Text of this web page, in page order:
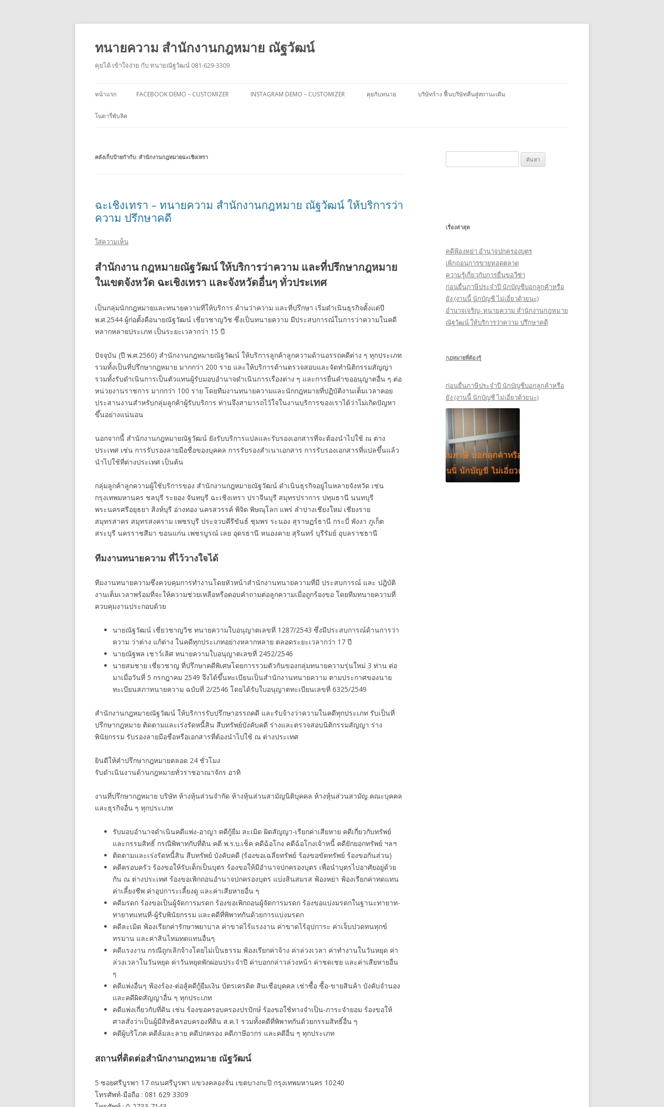
ทนายความ สำนักงานกฎหมาย ณัฐวัฒน์
คุยได้ เข้าใจง่าย กับ ทนายณัฐวัฒน์ 081-629-3309
ไป
หน้าแรก FACEBOOK DEMO – CUSTOMIZER INSTAGRAM DEMO – CUSTOMIZER คุยกับทนาย บริษัทร้าง ฟื้นบริษัทคืนสู่สถานะเดิม
โนตารี่พับลิค
คลังเก็บป้ายกำกับ: สำนักงานกฎหมายฉะเชิงเทรา
ฉะเชิงเทรา – ทนายความ สำนักงานกฎหมาย ณัฐวัฒน์ ให้บริการว่า
ความ ปรึกษาคดี
ใส่ความเห็น
สำนักงาน กฎหมายณัฐวัฒน์ ให้บริการว่าความ และที่ปรึกษากฎหมาย
ในเขตจังหวัด ฉะเชิงเทรา และจังหวัดอื่นๆ ทั่วประเทศ
เป็นกลุ่มนักกฎหมายและทนายความที่ให้บริการ ด้านว่าความ และที่ปรึกษา เริ่มดำเนินธุรกิจตั้งแต่ปี
พ.ศ.2544 ผู้ก่อตั้งคือนายณัฐวัฒน์ เชี่ยวชาญวิช ซึ่งเป็นทนายความ มีประสบการณ์ในการว่าความในคดี
หลากหลายประเภท เป็นระยะเวลากว่า 15 ปี
ปัจจุบัน (ปี พ.ศ.2560) สำนักงานกฎหมายณัฐวัฒน์ ให้บริการลูกค้าลูกความด้านอรรถคดีต่าง ๆ ทุกประเภท
รวมทั้งเป็นที่ปรึกษากฎหมาย มากกว่า 200 ราย และให้บริการด้านตรวจสอบและจัดทำนิติกรรมสัญญา
รวมทั้งรับดำเนินการเป็นตัวแทนผู้รับมอบอำนาจดำเนินการเรื่องต่าง ๆ และการยื่นคำขออนุญาตอื่น ๆ ต่อ
หน่วยงานราชการ มากกว่า 100 ราย โดยทีมงานทนายความและนักกฎหมายที่ปฏิบัติงานเต็มเวลาคอย
ประสานงานสำหรับกลุ่มลูกค้าผู้รับบริการ ท่านจึงสามารถไว้ใจในงานบริการของเราได้ว่าไม่เกิดปัญหา
ขึ้นอย่างแน่นอน
นอกจากนี้ สำนักงานกฎหมายณัฐวัฒน์ ยังรับบริการแปลและรับรองเอกสารที่จะต้องนำไปใช้ ณ ต่าง
ประเทศ เช่น การรับรองลายมือชื่อของบุคคล การรับรองสำเนาเอกสาร การรับรองเอกสารที่แปลขึ้นแล้ว
นำไปใช้ที่ต่างประเทศ เป็นต้น
กลุ่มลูกค้าลูกความผู้ใช้บริการของ สำนักงานกฎหมายณัฐวัฒน์ ดำเนินธุรกิจอยู่ในหลายจังหวัด เช่น
กรุงเทพมหานคร ชลบุรี ระยอง จันทบุรี ฉะเชิงเทรา ปราจีนบุรี สมุทรปราการ ปทุมธานี นนทบุรี
พระนครศรีอยุธยา สิงห์บุรี อ่างทอง นครสวรรค์ พิจิต พิษณุโลก แพร่ ลำปางเชียงใหม่ เชียงราย
สมุทรสาคร สมุทรสงคราม เพชรบุรี ประจวบคีรีขันธ์ ชุมพร ระนอง สุราษฏร์ธานี กระบี่ พังงา ภูเก็ต
สระบุรี นครราชสีมา ขอนแก่น เพชรบูรณ์ เลย อุดรธานี หนองคาย สุรินทร์ บุรีรัมย์ อุบลราชธานี
ทีมงานทนายความ ที่ไว้วางใจได้
ทีมงานทนายความซึ่งควบคุมการทำงานโดยหัวหน้าสำนักงานทนายความที่มี ประสบการณ์ และ ปฎิบัติ
งานเต็มเวลาพร้อมที่จะให้ความช่วยเหลือหรือตอบคำถามต่อลูกความเมื่อถูกร้องขอ โดยทีมทนายความที่
ควบคุมงานประกอบด้วย
นายณัฐวัฒน์ เชี่ยวชาญวิช ทนายความใบอนุญาตเลขที่ 1287/2543 ซึ่งมีประสบการณ์ด้านการว่า
ความ ว่าต่าง แก้ต่าง ในคดีทุกประเภทอย่างหลากหลาย ตลอดระยะเวลากว่า 17 ปี
นายณัฐพล เชาว์เลิศ ทนายความใบอนุญาตเลขที่ 2452/2546
นายสมชาย เชี่ยวชาญ ที่ปรึกษาคดีพิเศษโดยการรวมตัวกันของกลุ่มทนายความรุ่นใหม่ 3 ท่าน ต่อ
มาเมื่อวันที่ 5 กรกฎาคม 2549 จึงได้ขึ้นทะเบียนเป็นสำนักงานทนายความ ตามประกาศของนาย
ทะเบียนสภาทนายความ ฉบับที่ 2/2546 โดยได้รับใบอนุญาตทะเบียนเลขที่ 6325/2549
สำนักงานกฎหมายณัฐวัฒน์ ให้บริการรับปรึกษาอรรถคดี และรับจ้างว่าความในคดีทุกประเภท รับเป็นที่
ปรึกษากฎหมาย ติดตามและเร่งรัดหนี้สิน สืบทรัพย์บังคับคดี ร่างและตรวจสอบนิติกรรมสัญญา ร่าง
พินัยกรรม รับรองลายมือชื่อหรือเอกสารที่ต้องนำไปใช้ ณ ต่างประเทศ
ยินดีให้คำปรึกษากฎหมายตลอด 24 ชั่วโมง
รับดำเนินงานด้านกฎหมายทั่วราชอาณาจักร อาทิ
งานที่ปรึกษากฎหมาย บริษัท ห้างหุ้นส่วนจำกัด ห้างหุ้นส่วนสามัญนิติบุคคล ห้างหุ้นส่วนสามัญ คณะบุคคล
และธุรกิจอื่น ๆ ทุกประเภท
รับมอบอำนาจดำเนินคดีแพ่ง-อาญา คดีกู้ยืม ละเมิด ผิดสัญญา-เรียกค่าเสียหาย คดีเกี่ยวกับทรัพย์
และกรรมสิทธิ์ กรณีพิพาทกับที่ดิน คดี พ.ร.บ.เช็ค คดีฉ้อโกง คดีฉ้อโกงเจ้าหนี้ คดียักยอกทรัพย์ ฯลฯ
ติดตามและเร่งรัดหนี้สิน สืบทรัพย์ บังคับคดี (ร้องขอเฉลี่ยทรัพย์ ร้องขอขัดทรัพย์ ร้องขอกันส่วน)
คดีครอบครัว ร้องขอให้รับเด็กเป็นบุตร ร้องขอให้มีอำนาจปกครองบุตร เพื่อนำบุตรไปอาศัยอยู่ด้วย
กัน ณ ต่างประเทศ ร้องขอเพิกถอนอำนาจปกครองบุตร แบ่งสินสมรส ฟ้องหย่า ฟ้องเรียกค่าทดแทน
ค่าเลี้ยงชีพ ค่าอุปการะเลี้ยงดู และค่าเสียหายอื่น ๆ
คดีมรดก ร้องขอเป็นผู้จัดการมรดก ร้องขอเพิกถอนผู้จัดการมรดก ร้องขอแบ่งมรดกในฐานะทายาท-
ทายาทแทนที่-ผู้รับพินัยกรรม และคดีที่พิพาทกันด้วยการแบ่งมรดก
คดีละเมิด ฟ้องเรียกค่ารักษาพยาบาล ค่าขาดไร้แรงงาน ค่าขาดไร้อุปการะ ค่าเจ็บปวดทนทุกข์
ทรมาน และค่าสินไหมทดแทนอื่นๆ
คดีแรงงาน กรณีถูกเลิกจ้างโดยไม่เป็นธรรม ฟ้องเรียกค่าจ้าง ค่าล่วงเวลา ค่าทํางานในวันหยุด ค่า
ล่วงเวลาในวันหยุด ค่าวันหยุดพักผ่อนประจำปี ค่าบอกกล่าวล่วงหน้า ค่าชดเชย และค่าเสียหายอื่น
ๆ
คดีแพ่งอื่นๆ ฟ้องร้อง-ต่อสู้คดีกู้ยืมเงิน บัตรเครดิต สินเชื่อบุคคล เช่าซื้อ ซื้อ-ขายสินค้า บังคับจำนอง
และคดีผิดสัญญาอื่น ๆ ทุกประเภท
คดีแพ่งเกี่ยวกับที่ดิน เช่น ร้องขอครอบครองปรปักษ์ ร้องขอใช้ทางจำเป็น-ภาระจำยอม ร้องขอให้
ศาลสั่งว่าเป็นผู้มีสิทธิครอบครองที่ดิน ส.ค.1 รวมทั้งคดีที่พิพาทกันด้วยกรรมสิทธิ์อื่น ๆ
คดีผู้บริโภค คดีล้มละลาย คดีปกครอง คดีภาษีอากร และคดีอื่น ๆ ทุกประเภท
สถานที่ติดต่อสำนักงานกฎหมาย ณัฐวัฒน์
5 ซอยศรีบูรพา 17 ถนนศรีบูรพา แขวงคลองจั่น เขตบางกะปิ กรุงเทพมหานคร 10240
โทรศัพท์-มือถือ : 081 629 3309
น
รั
:
เรื่องล่าสุด
คดีฟ้องหย่า อำนาจปกครองบุตร
เพิกถอนการขายทอดตลาด
ความรู้เกี่ยวกับการยื่นขอวีซ่า
ก่อนยื่นภาษีประจำปี นักบัญชีบอกลูกค้าหรือ
ยัง (งานนี้ นักบัญชี ไม่เอี่ยวด้วยนะ)
อำนาจเจริญ- ทนายความ สำนักงานกฎหมาย
ณัฐวัฒน์ ให้บริการว่าความ ปรึกษาคดี
กฎหมายที่ต้องรู้
ก่อนยื่นภาษีประจำปี นักบัญชีบอกลูกค้าหรือ
ยัง (งานนี้ นักบัญชี ไม่เอี่ยวด้วยนะ)